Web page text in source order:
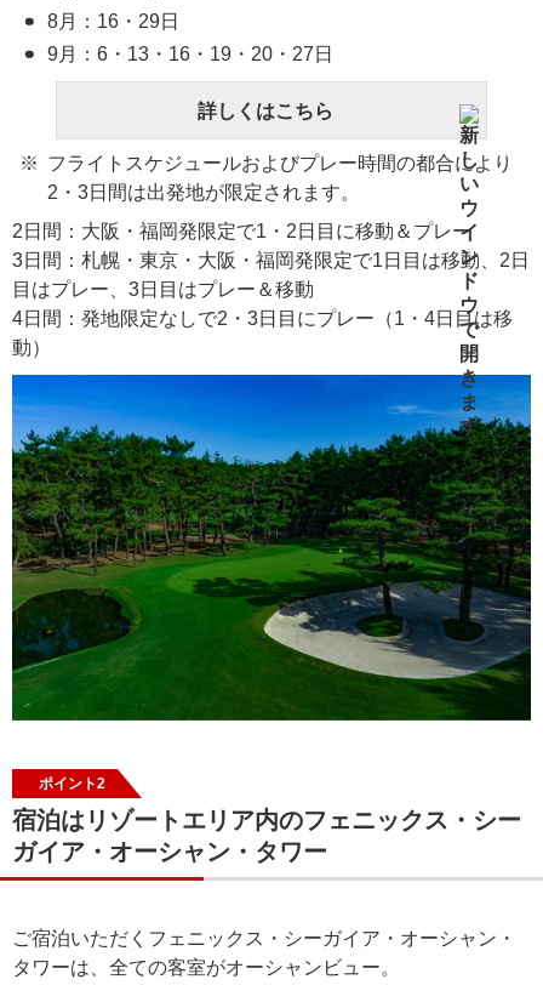
8月：16・29日
9月：6・13・16・19・20・27日
詳しくはこちら
フライトスケジュールおよびプレー時間の都合により
2・3日間は出発地が限定されます。
2日間：大阪・福岡発限定で1・2日目に移動＆プレー
3日間：札幌・東京・大阪・福岡発限定で1日目は移動、2日
目はプレー、3日目はプレー＆移動
4日間：発地限定なしで2・3日目にプレー（1・4日目は移
動）
ポイント2
宿泊はリゾートエリア内のフェニックス・シー
ガイア・オーシャン・タワー
ご宿泊いただくフェニックス・シーガイア・オーシャン・
タワーは、全ての客室がオーシャンビュー。